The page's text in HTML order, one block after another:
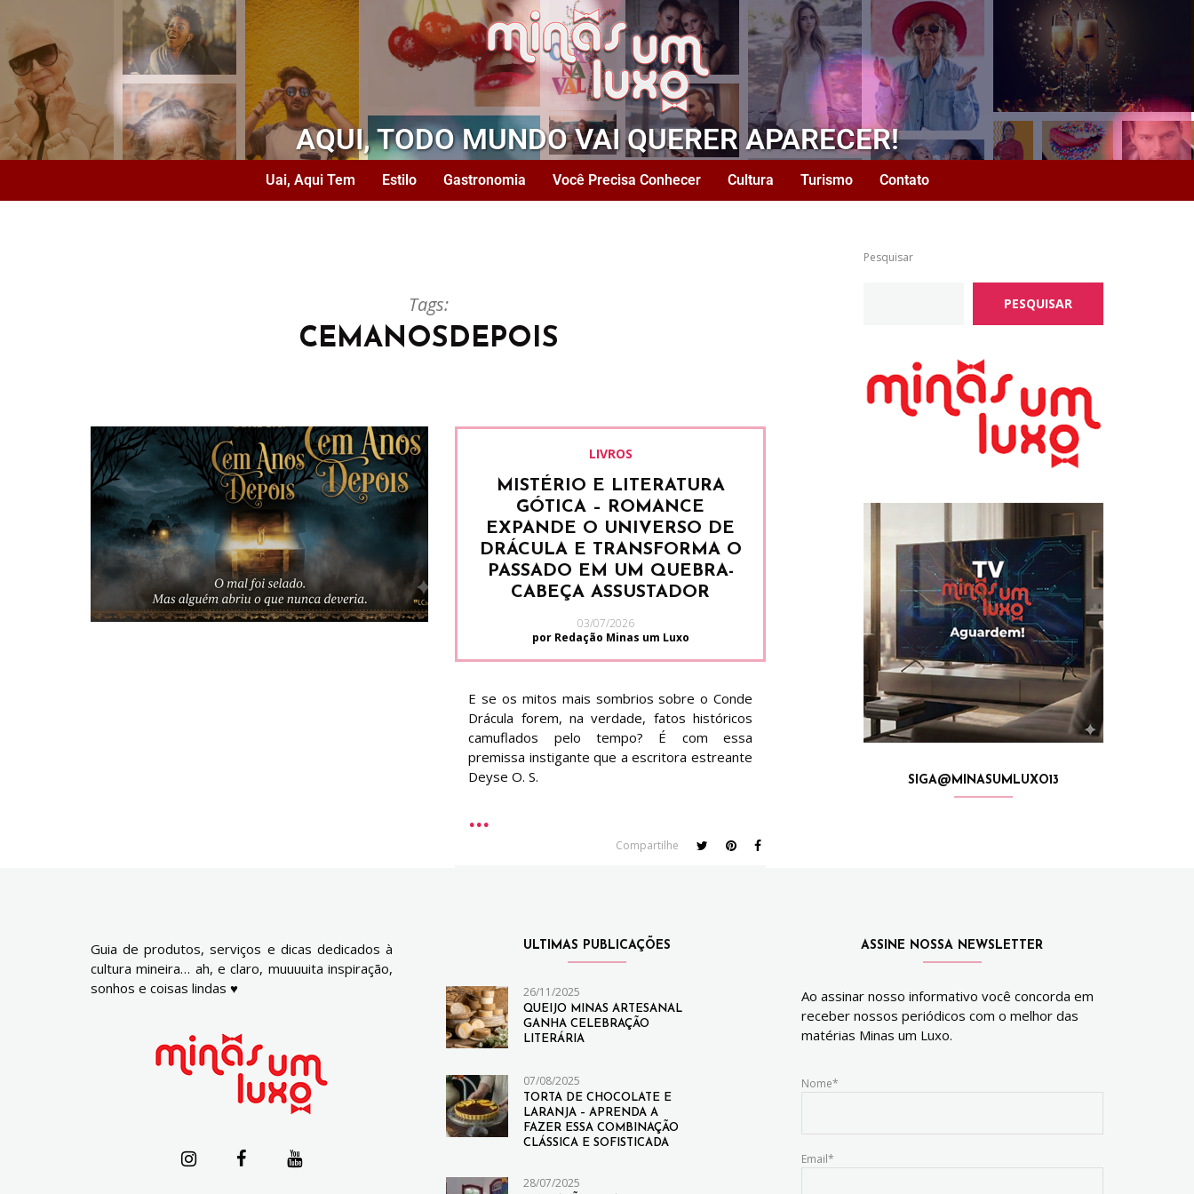
AQUI, TODO MUNDO VAI QUERER APARECER!
Uai, Aqui Tem Estilo Gastronomia Você Precisa Conhecer Cultura Turismo Contato
Tags:
CEMANOSDEPOIS
LIVROS
MISTÉRIO E LITERATURA
GÓTICA – ROMANCE
EXPANDE O UNIVERSO DE
DRÁCULA E TRANSFORMA O
PASSADO EM UM QUEBRA-
CABEÇA ASSUSTADOR
03/07/2026
por Redação Minas um Luxo
E se os mitos mais sombrios sobre o Conde
Drácula forem, na verdade, fatos históricos
camuflados pelo tempo? É com essa
premissa instigante que a escritora estreante
Deyse O. S.
Compartilhe
Pesquisar
PESQUISAR
SIGA@MINASUMLUXO13
Guia de produtos, serviços e dicas dedicados à
cultura mineira… ah, e claro, muuuuita inspiração,
sonhos e coisas lindas ♥
ULTIMAS PUBLICAÇÕES
26/11/2025
QUEIJO MINAS ARTESANAL
GANHA CELEBRAÇÃO
LITERÁRIA
07/08/2025
TORTA DE CHOCOLATE E
LARANJA – APRENDA A
FAZER ESSA COMBINAÇÃO
CLÁSSICA E SOFISTICADA
28/07/2025
ASSINE NOSSA NEWSLETTER
Ao assinar nosso informativo você concorda em
receber nossos periódicos com o melhor das
matérias Minas um Luxo.
Nome*
Email*